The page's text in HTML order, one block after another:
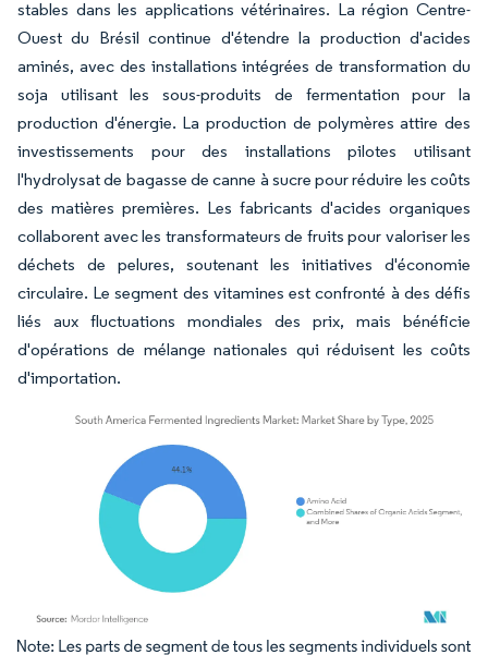
stables dans les applications vétérinaires. La région Centre-
Ouest du Brésil continue d'étendre la production d'acides
aminés, avec des installations intégrées de transformation du
soja utilisant les sous-produits de fermentation pour la
production d'énergie. La production de polymères attire des
investissements pour des installations pilotes utilisant
l'hydrolysat de bagasse de canne à sucre pour réduire les coûts
des matières premières. Les fabricants d'acides organiques
collaborent avec les transformateurs de fruits pour valoriser les
déchets de pelures, soutenant les initiatives d'économie
circulaire. Le segment des vitamines est confronté à des défis
liés aux fluctuations mondiales des prix, mais bénéficie
d'opérations de mélange nationales qui réduisent les coûts
d'importation.